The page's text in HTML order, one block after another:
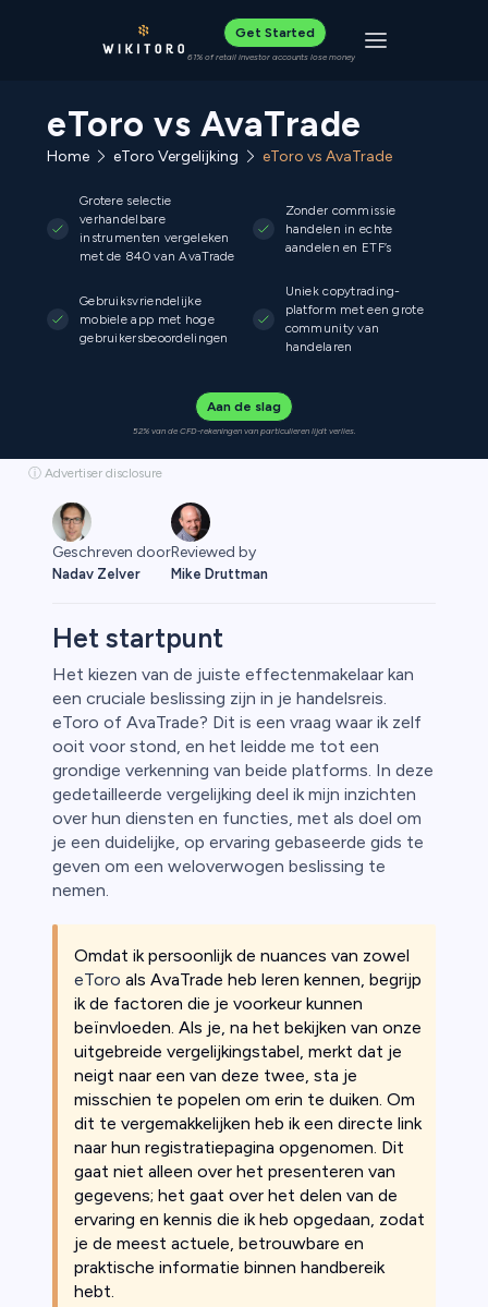
Get Started
61% of retail investor accounts lose money Toggle
eToro vs AvaTrade
Home eToro Vergelijking eToro vs AvaTrade
Grotere selectie
verhandelbare
instrumenten vergeleken
met de 840 van AvaTrade
Zonder commissie
handelen in echte
aandelen en ETF’s
Gebruiksvriendelijke
mobiele app met hoge
gebruikersbeoordelingen
Uniek copytrading-
platform met een grote
community van
handelaren
Aan de slag
52% van de CFD-rekeningen van particulieren lijdt verlies.
ⓘ Advertiser disclosure
Geschreven door
Nadav Zelver
Reviewed by
Mike Druttman
Het startpunt
Het kiezen van de juiste effectenmakelaar kan
een cruciale beslissing zijn in je handelsreis.
eToro of AvaTrade? Dit is een vraag waar ik zelf
ooit voor stond, en het leidde me tot een
grondige verkenning van beide platforms. In deze
gedetailleerde vergelijking deel ik mijn inzichten
over hun diensten en functies, met als doel om
je een duidelijke, op ervaring gebaseerde gids te
geven om een weloverwogen beslissing te
nemen.
Omdat ik persoonlijk de nuances van zowel
eToro als AvaTrade heb leren kennen, begrijp
ik de factoren die je voorkeur kunnen
beïnvloeden. Als je, na het bekijken van onze
uitgebreide vergelijkingstabel, merkt dat je
neigt naar een van deze twee, sta je
misschien te popelen om erin te duiken. Om
dit te vergemakkelijken heb ik een directe link
naar hun registratiepagina opgenomen. Dit
gaat niet alleen over het presenteren van
gegevens; het gaat over het delen van de
ervaring en kennis die ik heb opgedaan, zodat
je de meest actuele, betrouwbare en
praktische informatie binnen handbereik
hebt.